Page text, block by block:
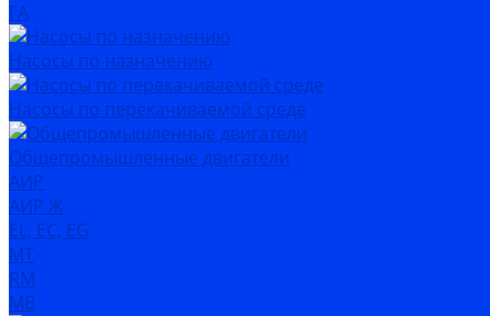
ГА
Насосы по назначению
Насосы по перекачиваемой среде
Общепромышленные двигатели
АИР
АИР Ж
EL, EC, EG
MT
RM
MB